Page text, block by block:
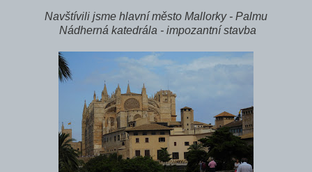
Navštívili jsme hlavní město Mallorky - Palmu
Nádherná katedrála - impozantní stavba